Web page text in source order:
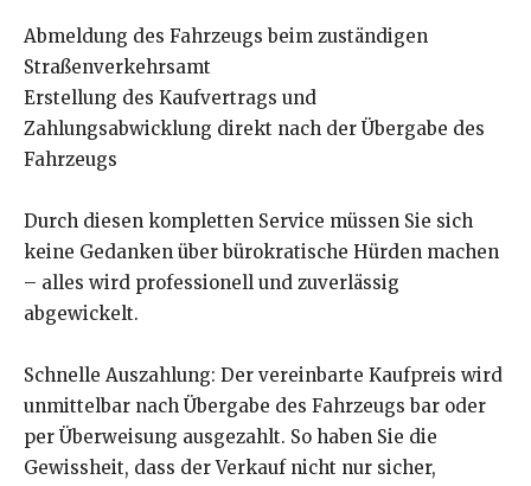
Abmeldung des Fahrzeugs beim zuständigen
Straßenverkehrsamt
Erstellung des Kaufvertrags und
Zahlungsabwicklung direkt nach der Übergabe des
Fahrzeugs
Durch diesen kompletten Service müssen Sie sich
keine Gedanken über bürokratische Hürden machen
– alles wird professionell und zuverlässig
abgewickelt.
Schnelle Auszahlung: Der vereinbarte Kaufpreis wird
unmittelbar nach Übergabe des Fahrzeugs bar oder
per Überweisung ausgezahlt. So haben Sie die
Gewissheit, dass der Verkauf nicht nur sicher,